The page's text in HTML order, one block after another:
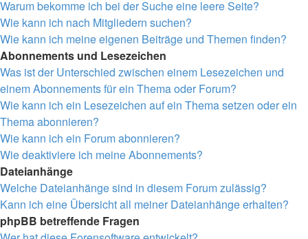
Warum bekomme ich bei der Suche eine leere Seite?
Wie kann ich nach Mitgliedern suchen?
Wie kann ich meine eigenen Beiträge und Themen finden?
Abonnements und Lesezeichen
Was ist der Unterschied zwischen einem Lesezeichen und
einem Abonnements für ein Thema oder Forum?
Wie kann ich ein Lesezeichen auf ein Thema setzen oder ein
Thema abonnieren?
Wie kann ich ein Forum abonnieren?
Wie deaktiviere ich meine Abonnements?
Dateianhänge
Welche Dateianhänge sind in diesem Forum zulässig?
Kann ich eine Übersicht all meiner Dateianhänge erhalten?
phpBB betreffende Fragen